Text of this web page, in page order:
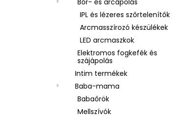
IPL és lézeres szőrtelenítők
Arcmasszírozó készülékek
LED arcmaszkok
Elektromos fogkefék és
szájápolás
Intim termékek
Baba-mama
Babaőrök
Mellszívók